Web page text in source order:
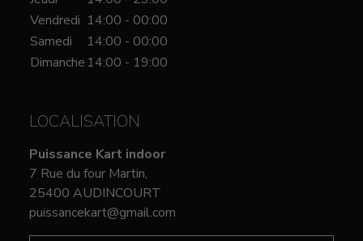
Vendredi 14:00 - 00:00
Samedi
14:00 - 00:00
Dimanche 14:00 - 19:00
LOCALISATION
Puissance Kart indoor
7 Rue du four Martin,
25400 AUDINCOURT
puissancekart@gmail.com